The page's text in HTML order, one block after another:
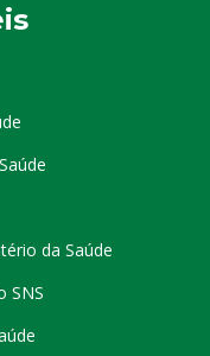
da Saúde
SNS